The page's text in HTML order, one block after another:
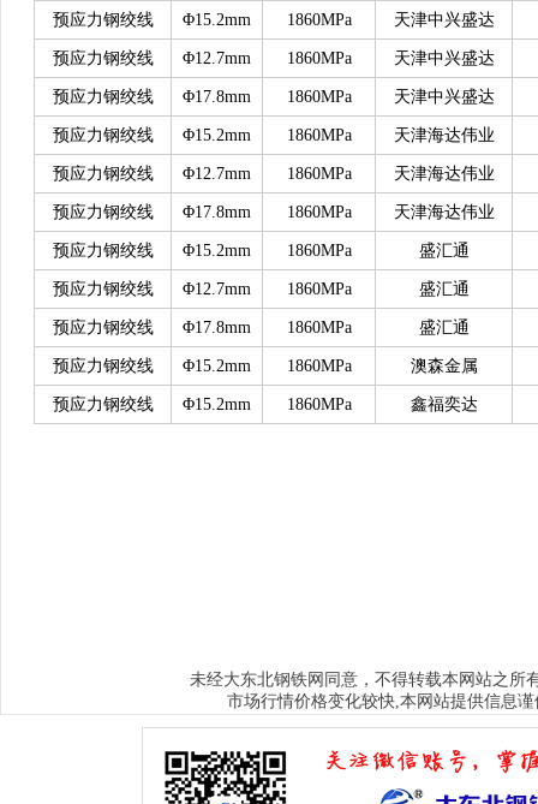
预应力钢绞线 Φ15.2mm 1860MPa 天津中兴盛达
预应力钢绞线 Φ12.7mm 1860MPa 天津中兴盛达
预应力钢绞线 Φ17.8mm 1860MPa 天津中兴盛达
预应力钢绞线 Φ15.2mm 1860MPa 天津海达伟业
预应力钢绞线 Φ12.7mm 1860MPa 天津海达伟业
预应力钢绞线 Φ17.8mm 1860MPa 天津海达伟业
预应力钢绞线 Φ15.2mm 1860MPa 盛汇通
预应力钢绞线 Φ12.7mm 1860MPa 盛汇通
预应力钢绞线 Φ17.8mm 1860MPa 盛汇通
预应力钢绞线 Φ15.2mm 1860MPa 澳森金属
预应力钢绞线 Φ15.2mm 1860MPa 鑫福奕达
未经大东北钢铁网 同意，不得转载本网站之所
市场行情价格变化较快,本网站提供信息